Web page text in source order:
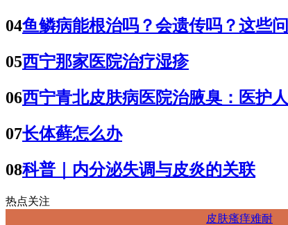
04鱼鳞病能根治吗？会遗传吗？这些问
05西宁那家医院治疗湿疹
06西宁青北皮肤病医院治腋臭：医护人
07长体藓怎么办
08科普｜内分泌失调与皮炎的关联
热点关注
皮肤瘙痒难耐